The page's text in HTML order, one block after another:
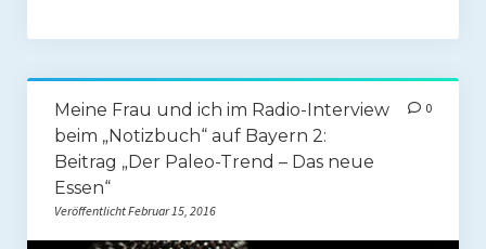
Zunehmen mit Paleo
Paleo Gehirn-Pflege Guide
Gehirn-Pflege Kochbuch
Meine Frau und ich im Radio-Interview
beim „Notizbuch“ auf Bayern 2:
Beitrag „Der Paleo-Trend – Das neue
Essen“
Veröffentlicht Februar 15, 2016
0